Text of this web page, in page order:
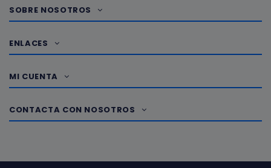
SOBRE NOSOTROS
ENLACES
MI CUENTA
CONTACTA CON NOSOTROS